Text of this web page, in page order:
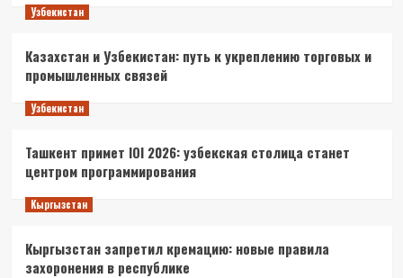
Узбекистан
Казахстан и Узбекистан: путь к укреплению торговых и
промышленных связей
Узбекистан
Ташкент примет IOI 2026: узбекская столица станет
центром программирования
Кыргызстан
Кыргызстан запретил кремацию: новые правила
захоронения в республике